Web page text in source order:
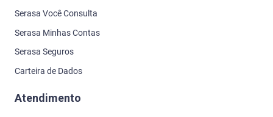
Serasa Você Consulta
Serasa Minhas Contas
Serasa Seguros
Carteira de Dados
Atendimento